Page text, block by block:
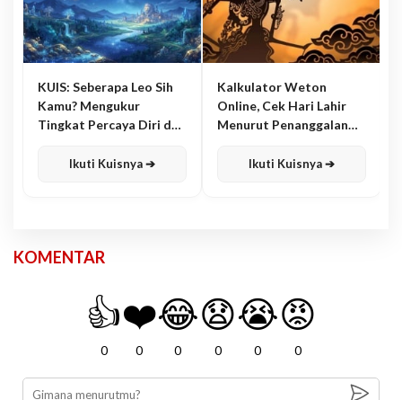
KUIS: Seberapa Leo Sih
Kamu? Mengukur
Tingkat Percaya Diri dan
Ikuti Kuisnya ➔
Kalkulator Weton
Online, Cek Hari Lahir
Menurut Penanggalan
Ikuti Kuisnya ➔
KOMENTAR
👍
0
❤️
0
😂
0
😧
0
😭
0
😡
0